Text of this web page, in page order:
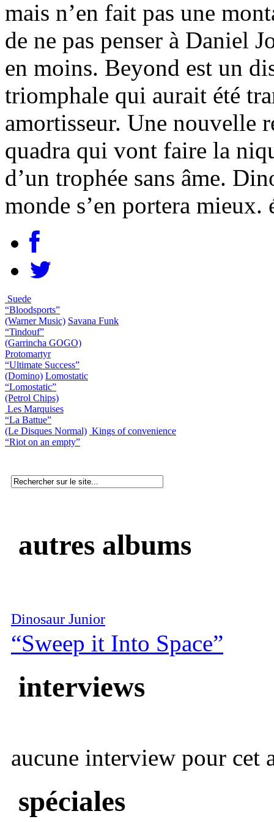
mais n’en fait pas une
de ne pas penser à Daniel
en moins. Beyond est un
triomphale qui aurait été
amortisseur. Une nouvelle
quadra qui vont faire la
d’un trophée sans âme.
monde s’en portera mieux.
Suede
“Bloodsports”
(Warner Music) Savana Funk
“Tindouf”
(Garrincha GOGO)
Protomartyr
“Ultimate Success”
(Domino) Lomostatic
“Lomostatic”
(Petrol Chips)
Les Marquises
“La Battue”
(Le Disques Normal) Kings of convenience
“Riot on an empty”
autres albums
Dinosaur Junior
“Sweep it Into Space”
interviews
aucune interview pour cet
spéciales